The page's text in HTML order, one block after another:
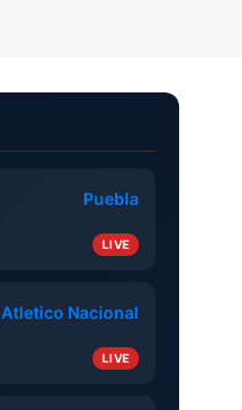
Puebla
LIVE
Atletico Nacional
LIVE